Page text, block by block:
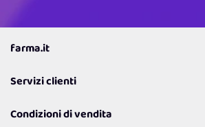
farma.it
Coupon
Lavora con noi
Servizi clienti
Richiamami
Condizioni di vendita